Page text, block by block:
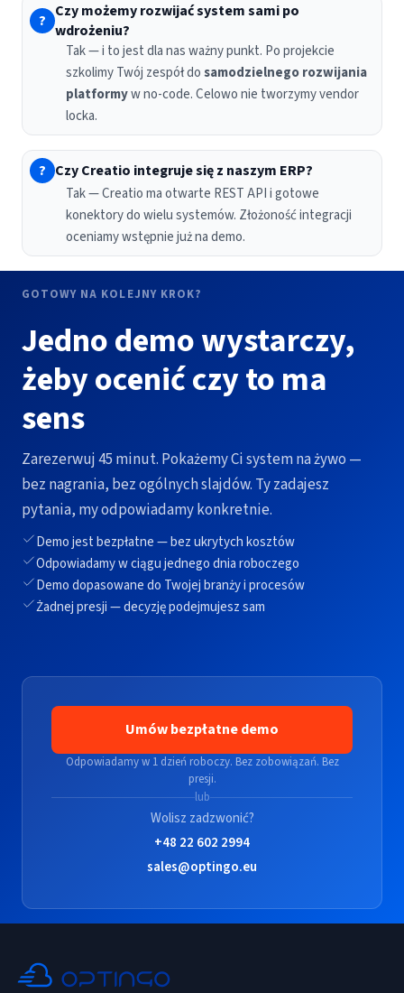
? Czy możemy rozwijać system sami po
wdrożeniu?
Tak — i to jest dla nas ważny punkt. Po projekcie
szkolimy Twój zespół dosamodzielnego rozwijania
platformyw no-code. Celowo nie tworzymy vendor
locka.
? Czy Creatio integruje się z naszym ERP?
Tak — Creatio ma otwarte REST API i gotowe
konektory do wielu systemów. Złożoność integracji
oceniamy wstępnie już na demo.
GOTOWY NA KOLEJNY KROK?
Jedno demo wystarczy,
żeby ocenić czy to ma
sens
Zarezerwuj 45 minut. Pokażemy Ci system na żywo —
bez nagrania, bez ogólnych slajdów. Ty zadajesz
pytania, my odpowiadamy konkretnie.
Demo jest bezpłatne — bez ukrytych kosztów
Odpowiadamy w ciągu jednego dnia roboczego
Demo dopasowane do Twojej branży i procesów
Żadnej presji — decyzję podejmujesz sam
Umów bezpłatne demo
Odpowiadamy w 1 dzień roboczy. Bez zobowiązań. Bez
presji.
lub
Wolisz zadzwonić?
+48 22 602 2994
sales@optingo.eu